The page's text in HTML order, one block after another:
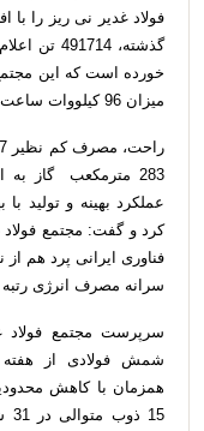
گذشته،
خورده است که این
میزان 96 کیلووات ساعت بر تن نیز شده است.
283 مترمکعب گاز
عملکرد بهینه و تولید
کرد و گفت: مجتمع فولاد
فناوری ایرانی پرد هم
سرانه مصرف انرژی رتبه
سرپرست مجتمع فولاد
شمش فولادی از هفته
همزمان با کاهش